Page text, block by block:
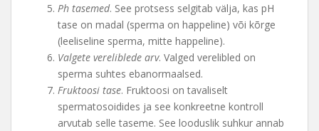
Ph tasemed. See protsess selgitab välja, kas pH
tase on madal (sperma on happeline) või kõrge
(leeliseline sperma, mitte happeline).
Valgete vereliblede arv. Valged verelibled on
sperma suhtes ebanormaalsed.
Fruktoosi tase. Fruktoosi on tavaliselt
spermatosoidides ja see konkreetne kontroll
arvutab selle taseme. See looduslik suhkur annab